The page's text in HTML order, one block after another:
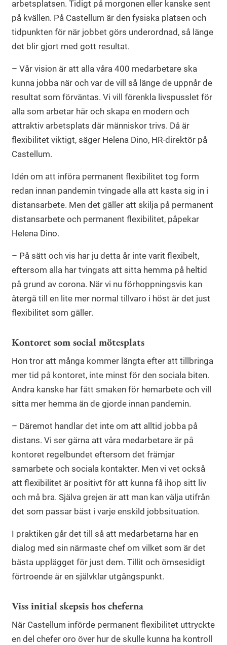
arbetsplatsen. Tidigt på morgonen eller kanske sent
på kvällen. På Castellum är den fysiska platsen och
tidpunkten för när jobbet görs underordnad, så länge
det blir gjort med gott resultat.
– Vår vision är att alla våra 400 medarbetare ska
kunna jobba när och var de vill så länge de uppnår de
resultat som förväntas. Vi vill förenkla livspusslet för
alla som arbetar här och skapa en modern och
attraktiv arbetsplats där människor trivs. Då är
flexibilitet viktigt, säger Helena Dino, HR-direktör på
Castellum.
Idén om att införa permanent flexibilitet tog form
redan innan pandemin tvingade alla att kasta sig in i
distansarbete. Men det gäller att skilja på permanent
distansarbete och permanent flexibilitet, påpekar
Helena Dino.
– På sätt och vis har ju detta år inte varit flexibelt,
eftersom alla har tvingats att sitta hemma på heltid
på grund av corona. När vi nu förhoppningsvis kan
återgå till en lite mer normal tillvaro i höst är det just
flexibilitet som gäller.
Kontoret som social mötesplats
Hon tror att många kommer längta efter att tillbringa
mer tid på kontoret, inte minst för den sociala biten.
Andra kanske har fått smaken för hemarbete och vill
sitta mer hemma än de gjorde innan pandemin.
– Däremot handlar det inte om att alltid jobba på
distans. Vi ser gärna att våra medarbetare är på
kontoret regelbundet eftersom det främjar
samarbete och sociala kontakter. Men vi vet också
att flexibilitet är positivt för att kunna få ihop sitt liv
och må bra. Själva grejen är att man kan välja utifrån
det som passar bäst i varje enskild jobbsituation.
I praktiken går det till så att medarbetarna har en
dialog med sin närmaste chef om vilket som är det
bästa upplägget för just dem. Tillit och ömsesidigt
förtroende är en självklar utgångspunkt.
Viss initial skepsis hos cheferna
När Castellum införde permanent flexibilitet uttryckte
en del chefer oro över hur de skulle kunna ha kontroll